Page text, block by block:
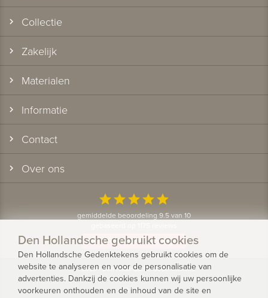
Collectie
Zakelijk
Materialen
Informatie
Contact
Over ons
starstarstarstarstar
gemiddelde beoordeling 9.5 van 10
Bekijk alle klantervaringen
© 2026 - Den Hollandsche Gedenktekens
Privacy
Den Hollandsche gebruikt cookies
Den Hollandsche Gedenktekens gebruikt cookies om de
website te analyseren en voor de personalisatie van
advertenties. Dankzij de cookies kunnen wij uw persoonlijke
voorkeuren onthouden en de inhoud van de site en